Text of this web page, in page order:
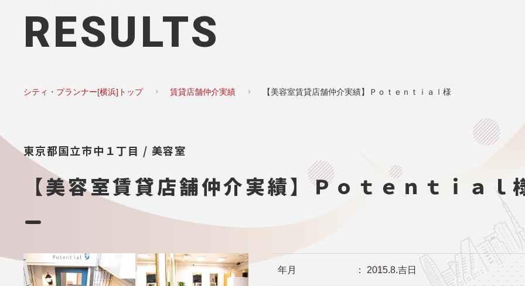
RESULTS
シティ・プランナー[横浜]トップ 賃貸店舗仲介実績 【美容室賃貸店舗仲介実績】Ｐｏｔｅｎｔｉａｌ様
東京都国立市中１丁目 / 美容室
【美容室賃貸店舗仲介実績】Ｐｏｔｅｎｔｉａｌ
年月 ： 2015.8.吉日